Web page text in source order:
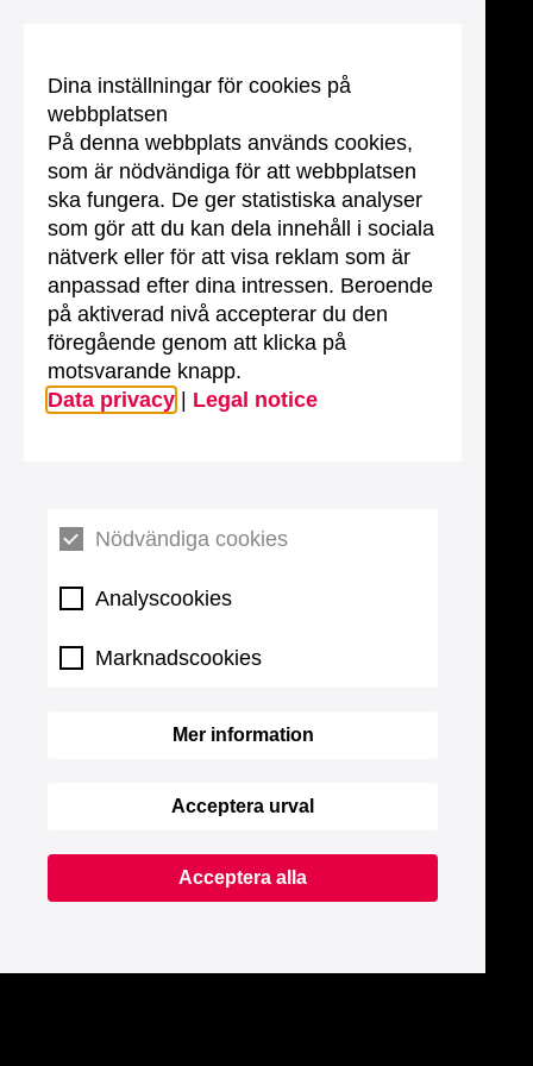
Dina inställningar för cookies på
webbplatsen
På denna webbplats används cookies,
som är nödvändiga för att webbplatsen
ska fungera. De ger statistiska analyser
som gör att du kan dela innehåll i sociala
nätverk eller för att visa reklam som är
anpassad efter dina intressen. Beroende
på aktiverad nivå accepterar du den
föregående genom att klicka på
motsvarande knapp.
Data privacy
Legal notice
Nödvändiga cookies
Analyscookies
Marknadscookies
Mer information
Acceptera urval
Acceptera alla